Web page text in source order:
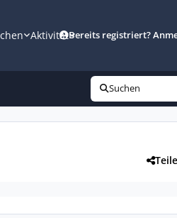
AktivitätBereits registriert?
Suchen